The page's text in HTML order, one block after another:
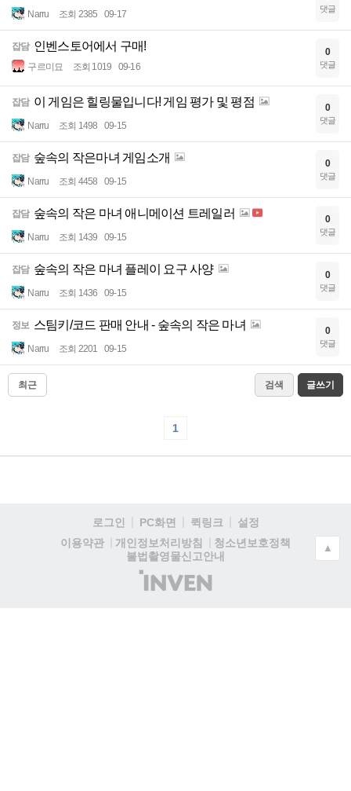
Narru 조회 2385 09-17 댓글
잡담 인벤스토어에서 구매!
구르미묘 조회 1019 09-16
0
댓글
잡담 이 게임은 힐링물입니다! 게임 평가 및 평점
Narru 조회 1498 09-15
0
댓글
잡담 숲속의 작은마녀 게임소개
Narru 조회 4458 09-15
0
댓글
잡담 숲속의 작은 마녀 애니메이션 트레일러
Narru 조회 1439 09-15
0
댓글
잡담 숲속의 작은 마녀 플레이 요구 사양
Narru 조회 1436 09-15
0
댓글
정보 스팀키/코드 판매 안내 - 숲속의 작은 마녀
Narru 조회 2201 09-15
0
댓글
최근 검색 글쓰기
1
로그인 PC화면 퀵링크
설정
이용약관
개인정보처리방침
청소년보호정책
불법촬영물신고안내
(주)
인
▲